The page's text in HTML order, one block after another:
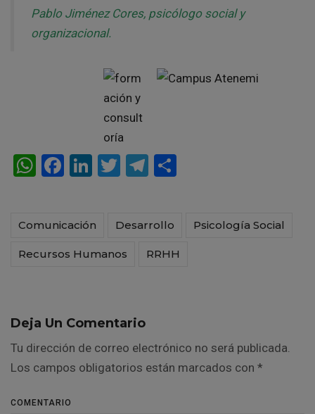
Pablo Jiménez Cores, psicólogo social y
organizacional.
W
s
A
F
b
o
Li
dI
n
T
er
T
gr
a
ar
Comunicación Desarrollo Psicología Social
Recursos Humanos RRHH
Deja Un Comentario
Tu dirección de correo electrónico no será publicada.
Los campos obligatorios están marcados con *
COMENTARIO